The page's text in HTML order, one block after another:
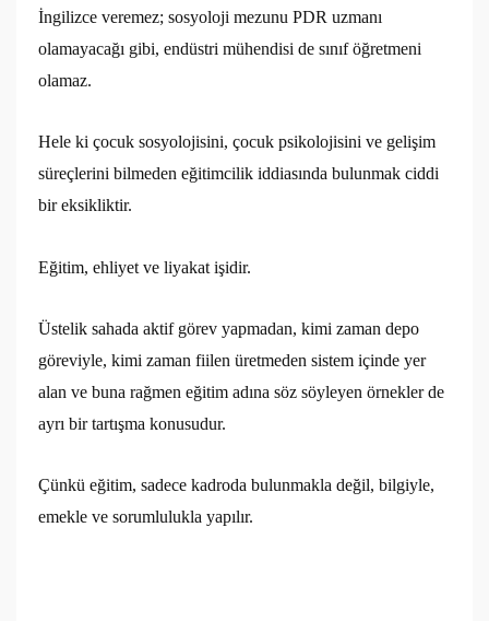
İngilizce veremez; sosyoloji mezunu PDR uzmanı
olamayacağı gibi, endüstri mühendisi de sınıf öğretmeni
olamaz.
Hele ki çocuk sosyolojisini, çocuk psikolojisini ve gelişim
süreçlerini bilmeden eğitimcilik iddiasında bulunmak ciddi
bir eksikliktir.
Eğitim, ehliyet ve liyakat işidir.
Üstelik sahada aktif görev yapmadan, kimi zaman depo
göreviyle, kimi zaman fiilen üretmeden sistem içinde yer
alan ve buna rağmen eğitim adına söz söyleyen örnekler de
ayrı bir tartışma konusudur.
Çünkü eğitim, sadece kadroda bulunmakla değil, bilgiyle,
emekle ve sorumlulukla yapılır.